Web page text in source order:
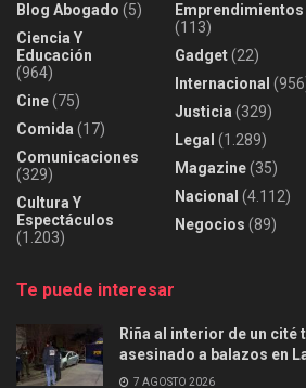
Blog Abogado (5)
Ciencia Y
Educación
(964)
Cine(75)
Comida (17)
Comunicaciones
(329)
Cultura Y
Espectáculos
(1.203)
Emprendimientos
(113)
Gadget(22)
Internacional
Justicia (329)
Legal (1.289)
Magazine(35)
Nacional (4.112)
Negocios (89)
Te puede interesar
Riña al interior de un cité
asesinado a balazos en
7 AGOSTO 2026